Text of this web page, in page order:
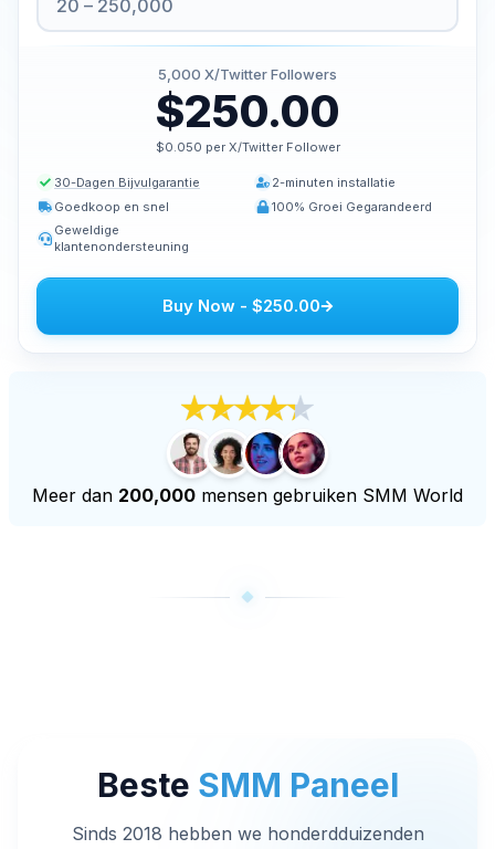
Twitter X Impressies kopen
Kopen Twitter likes
Twitter-views kopen
Twitter X Video bekeken kopen
Kopen Youtube commentaar houdt
Youtube kopen houdt
Youtube weergaven kopen
Youtube live beelden kopen
Youtube kijkuren kopen
Audiomateriaal kopen
LinkedIn volgers kopen
Tiktok live beelden kopen
5,000 X/Twitter Followers
$250.00
$0.050 per X/Twitter Follower
30-Dagen Bijvulgarantie
2-minuten installatie
Goedkoop en snel
100% Groei Gegarandeerd
Geweldige
klantenondersteuning
Buy Now- $250.00
Meer dan 200,000 mensen gebruiken SMM World
Beste SMM Paneel
Sinds 2018 hebben we honderdduizenden